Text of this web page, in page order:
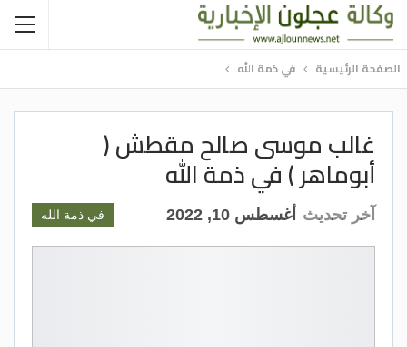
الصفحة الرئيسية في ذمة الله
غالب موسى صالح مقطش (
أبوماهر ) في ذمة الله
في ذمة الله آخر تحديث أغسطس 10, 2022